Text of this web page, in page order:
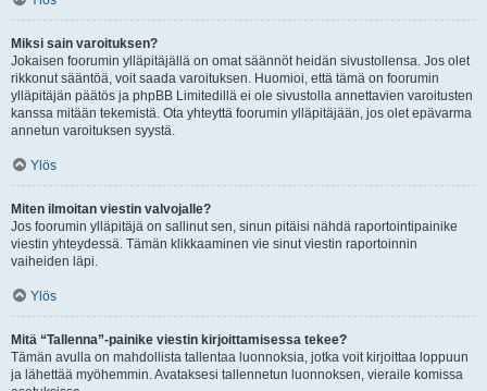
Miksi sain varoituksen?
Jokaisen foorumin ylläpitäjällä on omat säännöt heidän sivustollensa. Jos olet
rikkonut sääntöä, voit saada varoituksen. Huomioi, että tämä on foorumin
ylläpitäjän päätös ja phpBB Limitedillä ei ole sivustolla annettavien varoitusten
kanssa mitään tekemistä. Ota yhteyttä foorumin ylläpitäjään, jos olet epävarma
annetun varoituksen syystä.
Ylös
Miten ilmoitan viestin valvojalle?
Jos foorumin ylläpitäjä on sallinut sen, sinun pitäisi nähdä raportointipainike
viestin yhteydessä. Tämän klikkaaminen vie sinut viestin raportoinnin
vaiheiden läpi.
Ylös
Mitä “Tallenna”-painike viestin kirjoittamisessa tekee?
Tämän avulla on mahdollista tallentaa luonnoksia, jotka voit kirjoittaa loppuun
ja lähettää myöhemmin. Avataksesi tallennetun luonnoksen, vieraile komissa